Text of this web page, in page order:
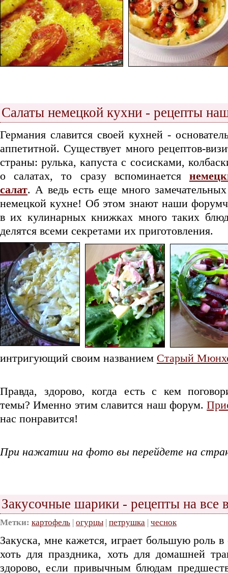
Салаты немецкой кухни - рецепты
Германия славится своей кухней -
аппетитной. Существует много рецептов-
страны: рулька, капуста с сосисками,
о салатах, то сразу вспоминается
салат. А ведь есть еще много замечательных
немецкой кухне! Об этом знают наши
в их кулинарных книжках много таких
делятся всеми секретами их приготовления.
интригующий своим названием Старый
Правда, здорово, когда есть с кем
темы? Именно этим славится наш форум.
нас понравится!
При нажатии на фото вы перейдете на
Закусочные шарики - рецепты на все
Метки: картофель | огурцы | петрушка | чеснок
Закуска, мне кажется, играет большую роль
хоть для праздника, хоть для домашней
здорово, если привычным блюдам